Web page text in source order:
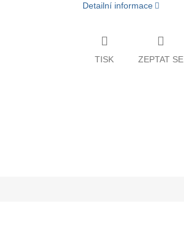
Detailní informace
TISK ZEPTAT SE